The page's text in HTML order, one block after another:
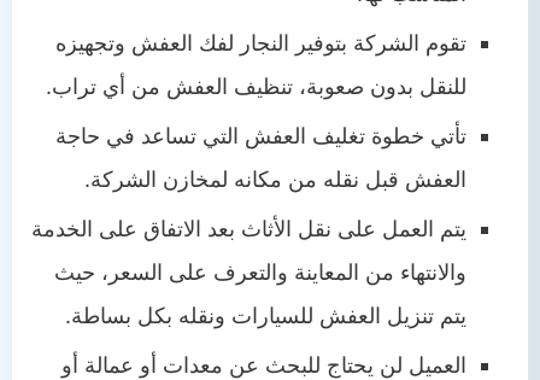
تقوم الشركة بتوفير النجار لفك العفش وتجهيزه
للنقل بدون صعوبة، تنظيف العفش من أي تراب.
تأتي خطوة تغليف العفش التي تساعد في حاجة
العفش قبل نقله من مكانه لمخازن الشركة.
يتم العمل على نقل الأثاث بعد الاتفاق على الخدمة
والانتهاء من المعاينة والتعرف على السعر، حيث
يتم تنزيل العفش للسيارات ونقله بكل بساطة.
العميل لن يحتاج للبحث عن معدات أو عمالة أو